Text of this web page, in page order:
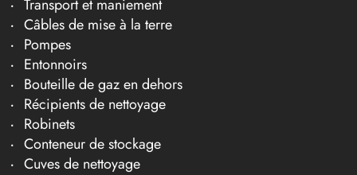
Transport et maniement
Câbles de mise à la terre
Pompes
Entonnoirs
Bouteille de gaz en dehors
Récipients de nettoyage
Robinets
Conteneur de stockage
Cuves de nettoyage